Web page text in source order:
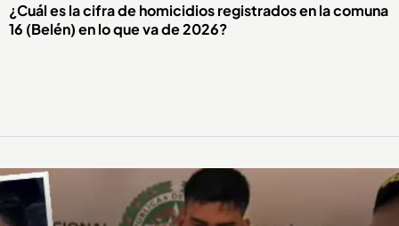
¿Cuál es la cifra de homicidios registrados en la comuna
16 (Belén) en lo que va de 2026?